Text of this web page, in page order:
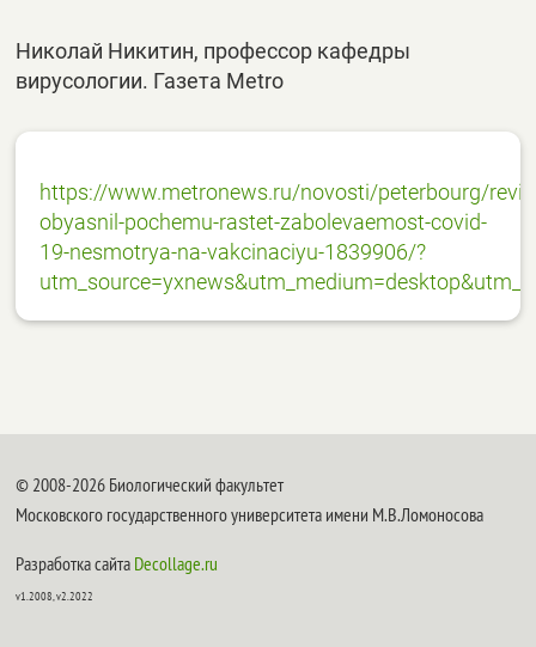
Николай Никитин, профессор кафедры
вирусологии. Газета Metro
https://www.metronews.ru/novosti/peterbourg/
obyasnil-pochemu-rastet-zabolevaemost-covid-
19-nesmotrya-na-vakcinaciyu-1839906/?
© 2008-2026 Биологический факультет
Московского государственного университета имени М.В.Ломоносова
Разработка сайта Decollage.ru
v1.2008, v2.2022